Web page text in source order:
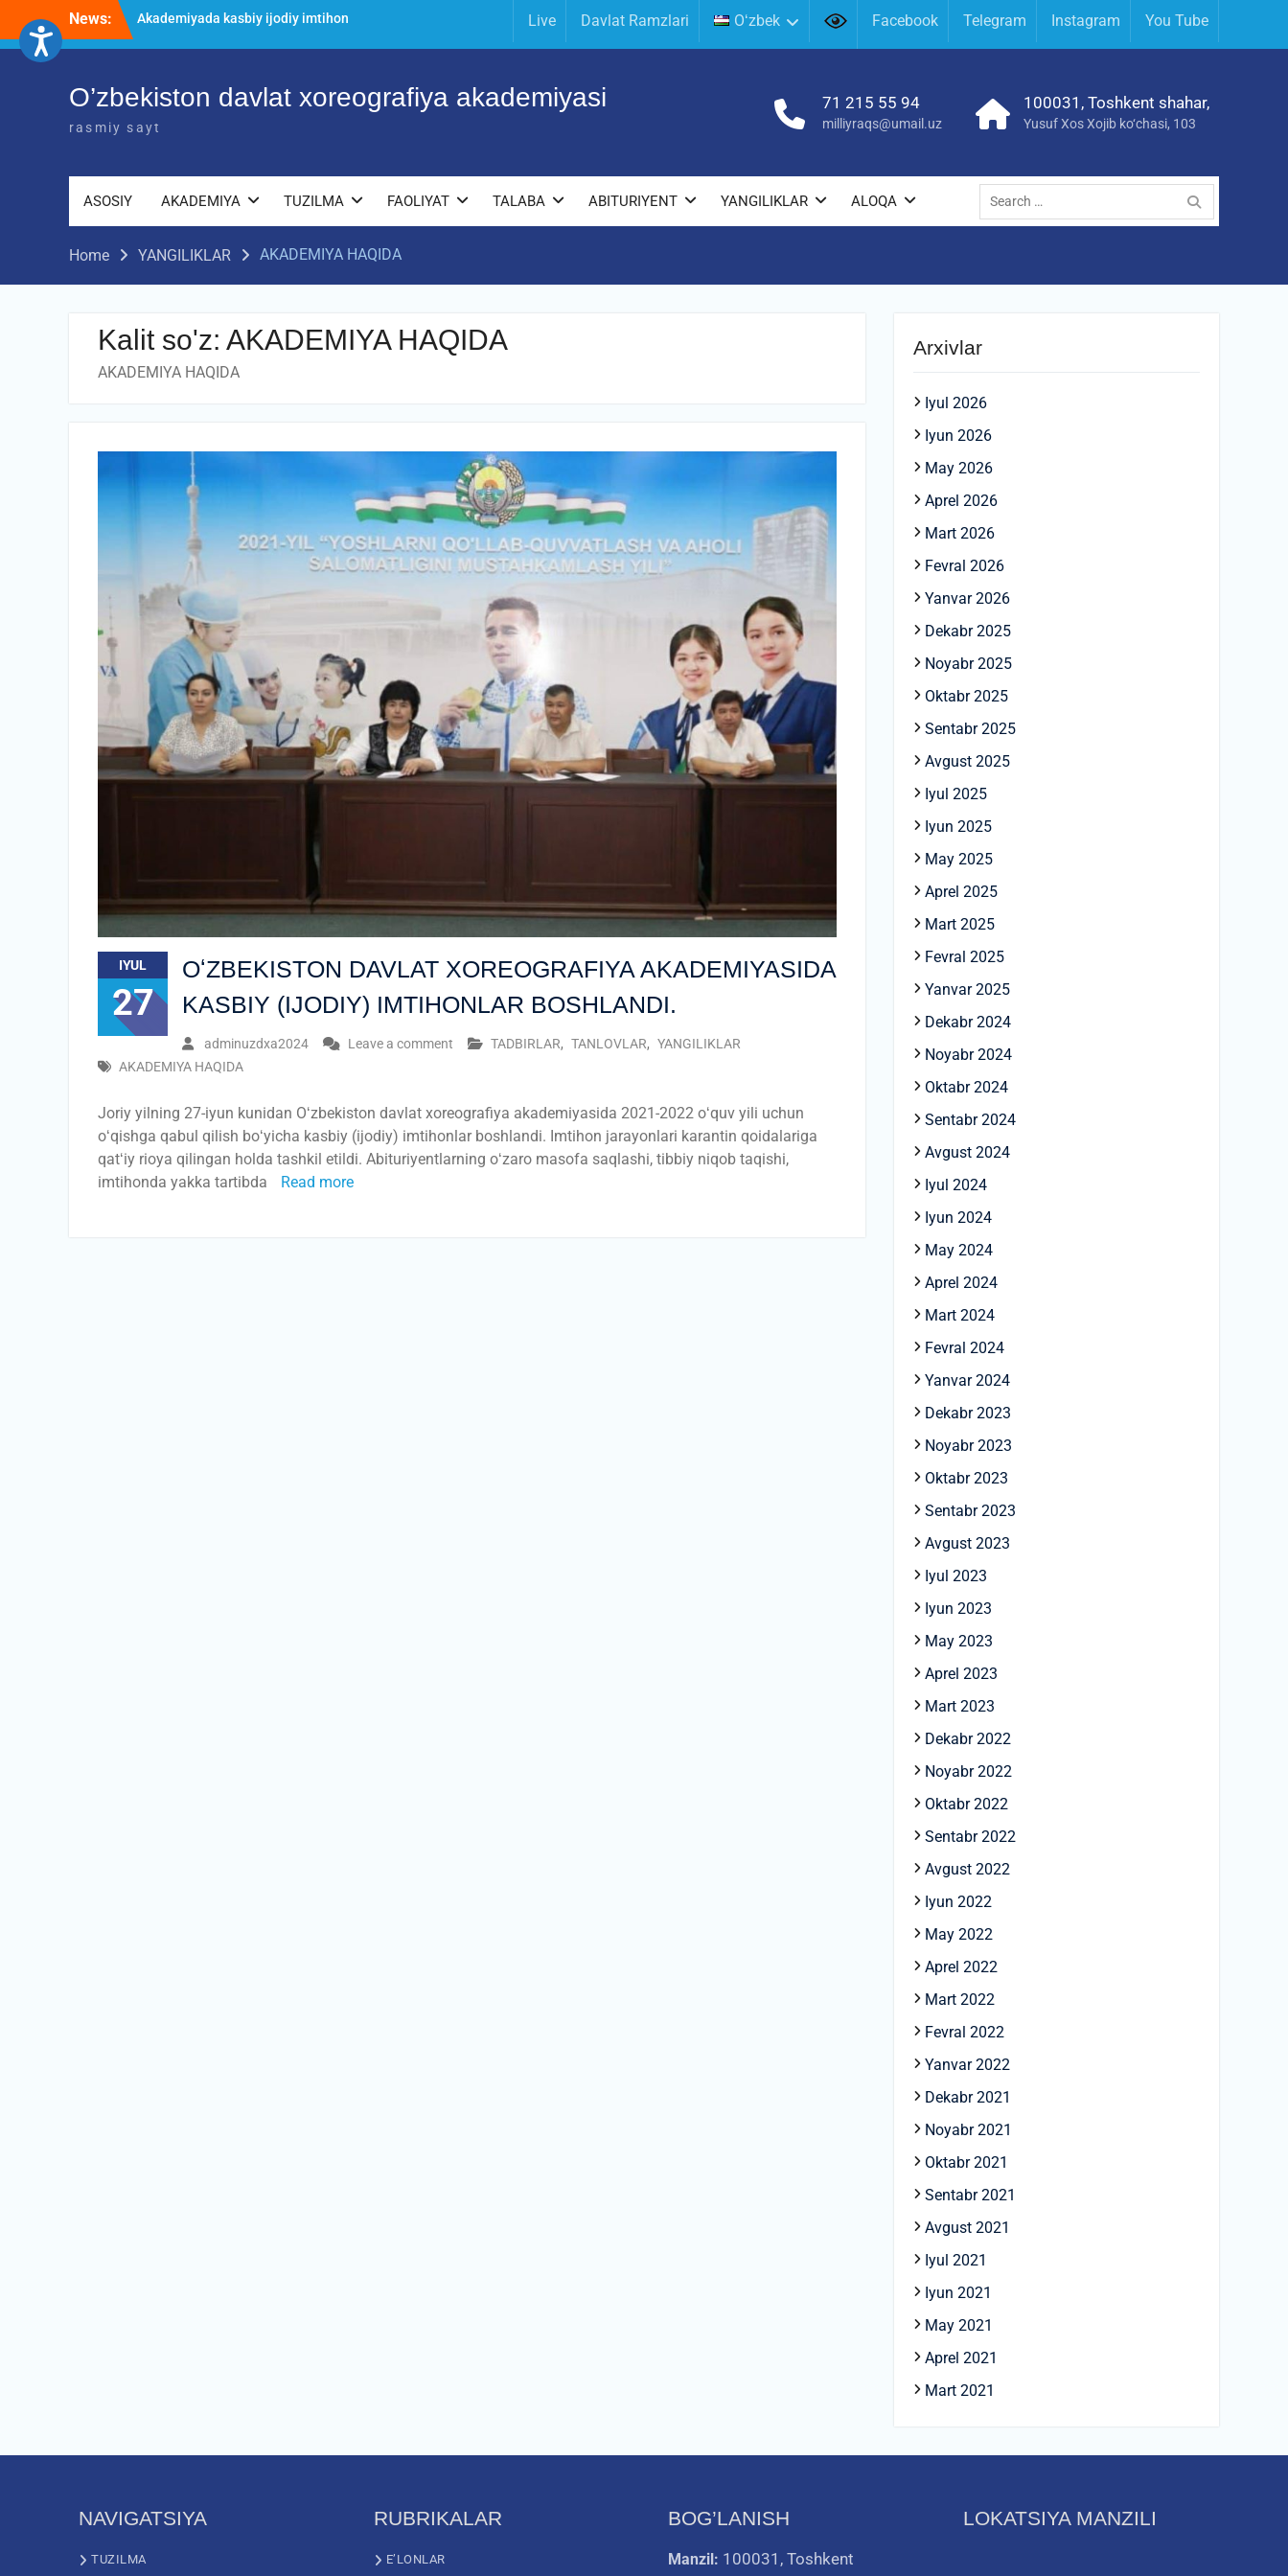
content
News:
O’ZBEKISTON DAVLAT XOREOGRAFIYA
Akademiyada kasbiy ijodiy imtihon
Live Davlat Ramzlari Oʻzbek Facebook Telegram Instagram You Tube
O’zbekiston davlat xoreografiya akademiyasi
rasmiy sayt
71 215 55 94
milliyraqs@umail.uz
100031, Toshkent shahar,
Yusuf Xos Xojib ko‘chasi, 103
ASOSIY AKADEMIYA TUZILMA FAOLIYAT TALABA ABITURIYENT YANGILIKLAR ALOQA
Search
for:
Home YANGILIKLAR AKADEMIYA HAQIDA
Kalit so'z: AKADEMIYA HAQIDA
AKADEMIYA HAQIDA
IYUL
27
OʻZBEKISTON DAVLAT XOREOGRAFIYA AKADEMIYASIDA
KASBIY (IJODIY) IMTIHONLAR BOSHLANDI.
adminuzdxa2024 Leave a comment TADBIRLAR, TANLOVLAR, YANGILIKLAR
AKADEMIYA HAQIDA
Joriy yilning 27-iyun kunidan Oʻzbekiston davlat xoreografiya akademiyasida 2021-2022 oʻquv yili uchun
oʻqishga qabul qilish boʻyicha kasbiy (ijodiy) imtihonlar boshlandi. Imtihon jarayonlari karantin qoidalariga
qatʻiy rioya qilingan holda tashkil etildi. Abituriyentlarning oʻzaro masofa saqlashi, tibbiy niqob taqishi,
imtihonda yakka tartibda
Read more
Arxivlar
Iyul 2026
Iyun 2026
May 2026
Aprel 2026
Mart 2026
Fevral 2026
Yanvar 2026
Dekabr 2025
Noyabr 2025
Oktabr 2025
Sentabr 2025
Avgust 2025
Iyul 2025
Iyun 2025
May 2025
Aprel 2025
Mart 2025
Fevral 2025
Yanvar 2025
Dekabr 2024
Noyabr 2024
Oktabr 2024
Sentabr 2024
Avgust 2024
Iyul 2024
Iyun 2024
May 2024
Aprel 2024
Mart 2024
Fevral 2024
Yanvar 2024
Dekabr 2023
Noyabr 2023
Oktabr 2023
Sentabr 2023
Avgust 2023
Iyul 2023
Iyun 2023
May 2023
Aprel 2023
Mart 2023
Dekabr 2022
Noyabr 2022
Oktabr 2022
Sentabr 2022
Avgust 2022
Iyun 2022
May 2022
Aprel 2022
Mart 2022
Fevral 2022
Yanvar 2022
Dekabr 2021
Noyabr 2021
Oktabr 2021
Sentabr 2021
Avgust 2021
Iyul 2021
Iyun 2021
May 2021
Aprel 2021
Mart 2021
NAVIGATSIYA
TUZILMA
RUBRIKALAR
E’LONLAR
BOG’LANISH
Manzil: 100031, Toshkent
LOKATSIYA MANZILI